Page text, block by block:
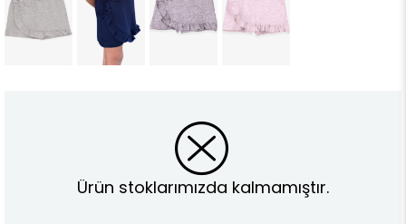
Ürün stoklarımızda kalmamıştır.